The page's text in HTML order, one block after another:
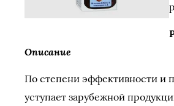
Описание
По степени эффективности и
уступает зарубежной